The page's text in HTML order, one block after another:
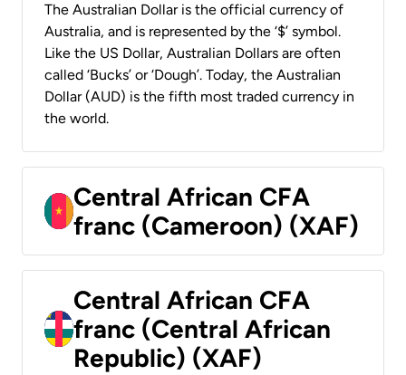
The Australian Dollar is the official currency of
Australia, and is represented by the ‘$’ symbol.
Like the US Dollar, Australian Dollars are often
called ‘Bucks’ or ‘Dough’. Today, the Australian
Dollar (AUD) is the fifth most traded currency in
the world.
Central African CFA
franc (Cameroon) (XAF)
Central African CFA
franc (Central African
Republic) (XAF)